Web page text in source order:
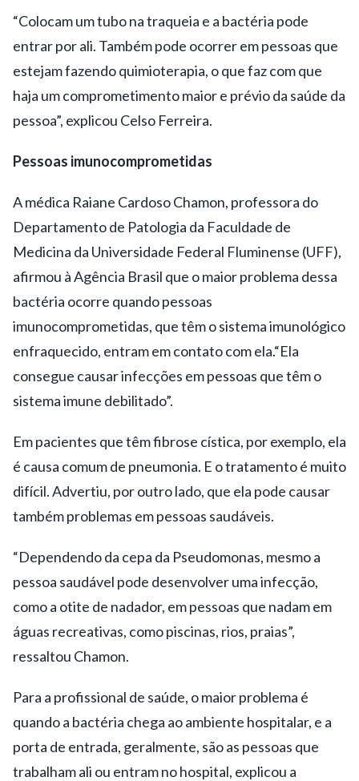
“Colocam um tubo na traqueia e a bactéria pode
entrar por ali. Também pode ocorrer em pessoas que
estejam fazendo quimioterapia, o que faz com que
haja um comprometimento maior e prévio da saúde da
pessoa”, explicou Celso Ferreira.
Pessoas imunocomprometidas
A médica Raiane Cardoso Chamon, professora do
Departamento de Patologia da Faculdade de
Medicina da Universidade Federal Fluminense (UFF),
afirmou à Agência Brasil que o maior problema dessa
bactéria ocorre quando pessoas
imunocomprometidas, que têm o sistema imunológico
enfraquecido, entram em contato com ela.“Ela
consegue causar infecções em pessoas que têm o
sistema imune debilitado”.
Em pacientes que têm fibrose cística, por exemplo, ela
é causa comum de pneumonia. E o tratamento é muito
difícil. Advertiu, por outro lado, que ela pode causar
também problemas em pessoas saudáveis.
“Dependendo da cepa da Pseudomonas, mesmo a
pessoa saudável pode desenvolver uma infecção,
como a otite de nadador, em pessoas que nadam em
águas recreativas, como piscinas, rios, praias”,
ressaltou Chamon.
Para a profissional de saúde, o maior problema é
quando a bactéria chega ao ambiente hospitalar, e a
porta de entrada, geralmente, são as pessoas que
trabalham ali ou entram no hospital, explicou a